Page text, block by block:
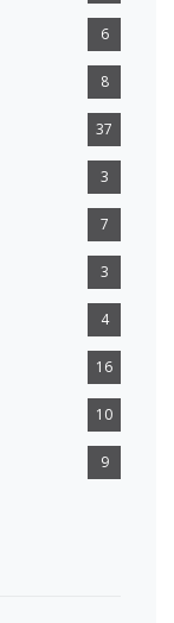
6
8
37
3
7
3
4
16
10
9